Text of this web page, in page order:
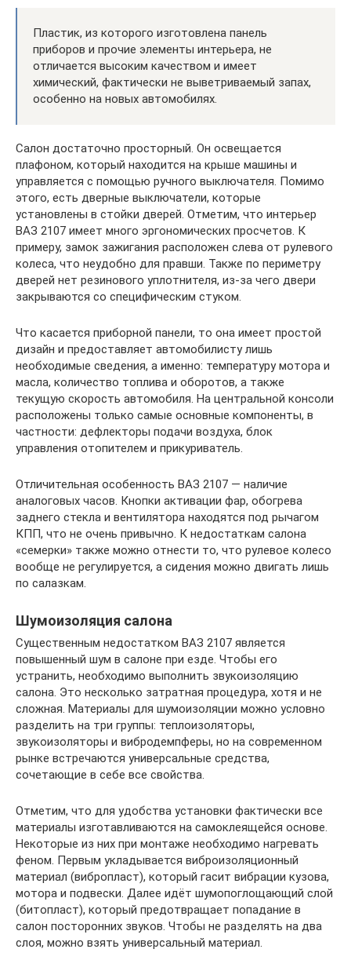
Пластик, из которого изготовлена панель
приборов и прочие элементы интерьера, не
отличается высоким качеством и имеет
химический, фактически не выветриваемый запах,
особенно на новых автомобилях.
Салон достаточно просторный. Он освещается
плафоном, который находится на крыше машины и
управляется с помощью ручного выключателя. Помимо
этого, есть дверные выключатели, которые
установлены в стойки дверей. Отметим, что интерьер
ВАЗ 2107 имеет много эргономических просчетов. К
примеру, замок зажигания расположен слева от рулевого
колеса, что неудобно для правши. Также по периметру
дверей нет резинового уплотнителя, из-за чего двери
закрываются со специфическим стуком.
Что касается приборной панели, то она имеет простой
дизайн и предоставляет автомобилисту лишь
необходимые сведения, а именно: температуру мотора и
масла, количество топлива и оборотов, а также
текущую скорость автомобиля. На центральной консоли
расположены только самые основные компоненты, в
частности: дефлекторы подачи воздуха, блок
управления отопителем и прикуриватель.
Отличительная особенность ВАЗ 2107 — наличие
аналоговых часов. Кнопки активации фар, обогрева
заднего стекла и вентилятора находятся под рычагом
КПП, что не очень привычно. К недостаткам салона
«семерки» также можно отнести то, что рулевое колесо
вообще не регулируется, а сидения можно двигать лишь
по салазкам.
Шумоизоляция салона
Существенным недостатком ВАЗ 2107 является
повышенный шум в салоне при езде. Чтобы его
устранить, необходимо выполнить звукоизоляцию
салона. Это несколько затратная процедура, хотя и не
сложная. Материалы для шумоизоляции можно условно
разделить на три группы: теплоизоляторы,
звукоизоляторы и вибродемпферы, но на современном
рынке встречаются универсальные средства,
сочетающие в себе все свойства.
Отметим, что для удобства установки фактически все
материалы изготавливаются на самоклеящейся основе.
Некоторые из них при монтаже необходимо нагревать
феном. Первым укладывается виброизоляционный
материал (вибропласт), который гасит вибрации кузова,
мотора и подвески. Далее идёт шумопоглощающий слой
(битопласт), который предотвращает попадание в
салон посторонних звуков. Чтобы не разделять на два
слоя, можно взять универсальный материал.